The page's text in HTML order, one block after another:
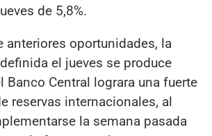
de 5,8%.
anteriores oportunidades, la
el jueves se produce
Banco Central lograra una fuerte
reservas internacionales, al
la semana pasada